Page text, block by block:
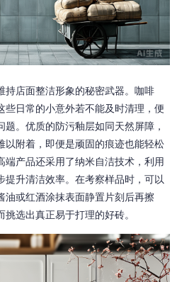
持店面整洁形象的秘密武器。咖啡
日常的小意外若不能及时清理，便
。优质的防污釉层如同天然屏障，
以附着，即便是顽固的痕迹也能轻松
端产品还采用了纳米自洁技术，利用
提升清洁效率。在考察样品时，可以
油或红酒涂抹表面静置片刻后再擦
选出真正易于打理的好砖。